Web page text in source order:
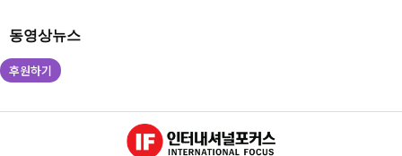
동영상뉴스
후원하기